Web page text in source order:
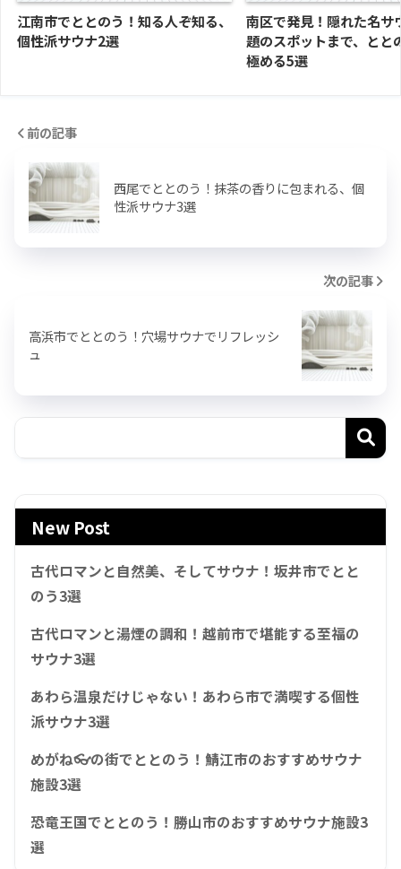
江南市でととのう！知る人ぞ知る、
個性派サウナ2選
南区で発見！隠れた名サ
題のスポットまで、とと
極める5選
前の記事
西尾でととのう！抹茶の香りに包まれる、個
性派サウナ3選
次の記事
高浜市でととのう！穴場サウナでリフレッシ
ュ
New Post
古代ロマンと自然美、そしてサウナ！坂井市でとと
のう3選
古代ロマンと湯煙の調和！越前市で堪能する至福の
サウナ3選
あわら温泉だけじゃない！あわら市で満喫する個性
派サウナ3選
めがね👓の街でととのう！鯖江市のおすすめサウナ
施設3選
恐竜王国でととのう！勝山市のおすすめサウナ施設3
選